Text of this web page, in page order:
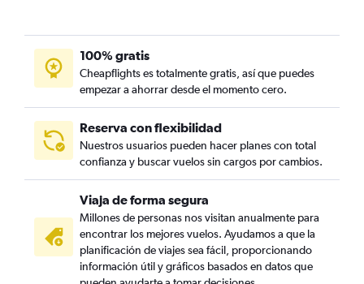
100% gratis
Cheapflights es totalmente gratis, así que puedes
empezar a ahorrar desde el momento cero.
Reserva con flexibilidad
Nuestros usuarios pueden hacer planes con total
confianza y buscar vuelos sin cargos por cambios.
Viaja de forma segura
Millones de personas nos visitan anualmente para
encontrar los mejores vuelos. Ayudamos a que la
planificación de viajes sea fácil, proporcionando
información útil y gráficos basados en datos que